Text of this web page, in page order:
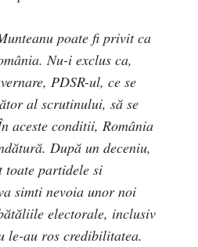
poate fi privit ca
Nu-i exclus ca,
PDSR-ul, ce se
al scrutinului, să se
aceste conditii, România
După un deceniu,
toate partidele si
simti nevoia unor noi
electorale, inclusiv
le-au ros credibilitatea.